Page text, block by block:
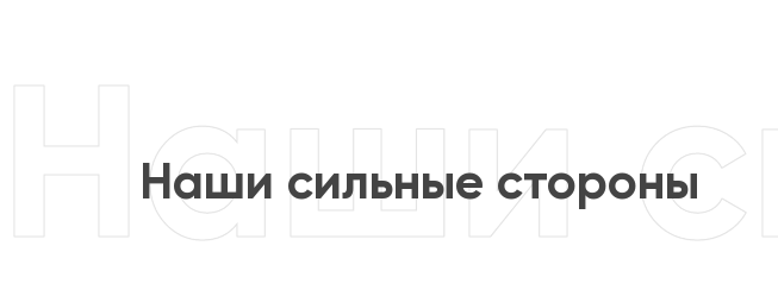
Наши сильные стороны